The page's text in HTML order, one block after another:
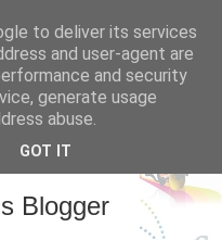
Blogger
to deliver its services
and user-agent are
and security
generate usage
abuse.
GOT IT